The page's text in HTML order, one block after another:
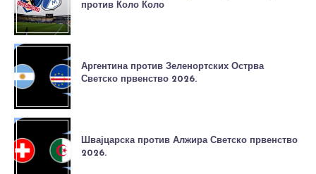
против Коло Коло
Аргентина против Зеленортских Острва
Светско првенство 2026.
Швајцарска против Алжира Светско првенство
2026.